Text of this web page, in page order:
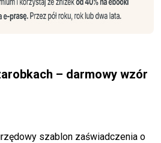
– darmowy wzór
szablon zaświadczenia o